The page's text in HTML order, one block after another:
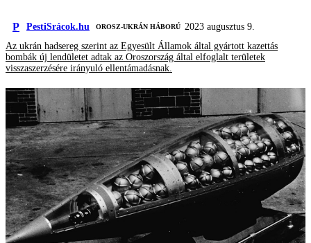
P PestiSrácok.hu ‎ OROSZ-UKRÁN HÁBORÚ 2023 augusztus 9.
Az ukrán hadsereg szerint az Egyesült Államok által gyártott kazettás
bombák új lendületet adtak az Oroszország által elfoglalt területek
visszaszerzésére irányuló ellentámadásnak.